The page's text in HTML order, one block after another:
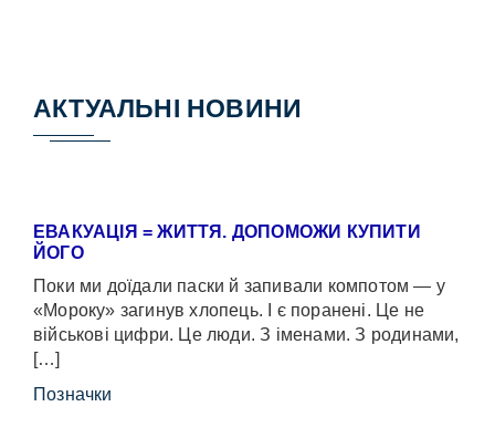
АКТУАЛЬНІ НОВИНИ
ЕВАКУАЦІЯ = ЖИТТЯ. ДОПОМОЖИ КУПИТИ
ЙОГО
Поки ми доїдали паски й запивали компотом — у
«Мороку» загинув хлопець. І є поранені. Це не
військові цифри. Це люди. З іменами. З родинами,
[…]
Позначки